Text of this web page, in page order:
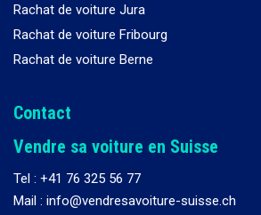
Rachat de voiture Jura
Rachat de voiture Fribourg
Rachat de voiture Berne
Contact
Vendre sa voiture en Suisse
Tel : +41 76 325 56 77
Mail : info@vendresavoiture-suisse.ch